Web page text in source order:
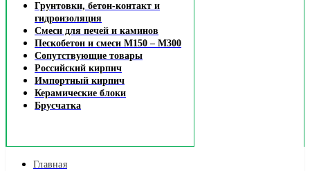
Грунтовки, бетон-контакт и
гидроизоляция
Смеси для печей и каминов
Пескобетон и смеси М150 – М300
Сопутствующие товары
Российский кирпич
Импортный кирпич
Керамические блоки
Брусчатка
Главная